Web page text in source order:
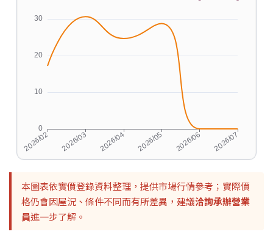
本圖表依實價登錄資料整理，提供市場行情參考；實際價
格仍會因屋況、條件不同而有所差異，建議洽詢承辦營業
員進一步了解。